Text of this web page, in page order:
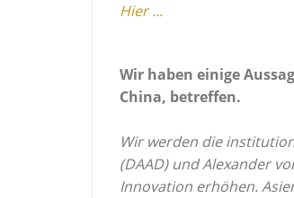
Hier ...
Wir haben einige
China, betreffen.
Wir werden die
(DAAD) und Alexander
Innovation erhöhen.